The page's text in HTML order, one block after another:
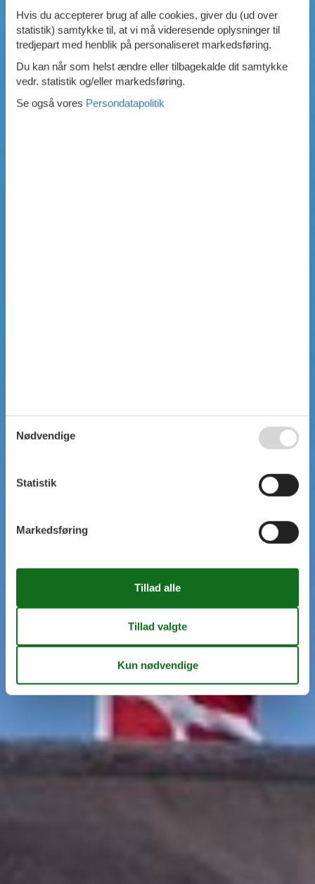
Hvis du accepterer brug af alle cookies, giver du (ud over
statistik) samtykke til, at vi må videresende oplysninger til
tredjepart med henblik på personaliseret markedsføring.
Du kan når som helst ændre eller tilbagekalde dit samtykke
vedr. statistik og/eller markedsføring.
Se også vores Persondatapolitik
Nødvendige
Statistik
Markedsføring